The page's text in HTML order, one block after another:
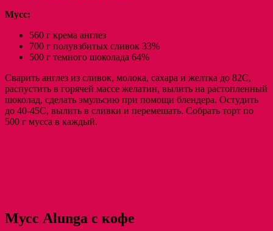
Мусс:
560 г крема англез
700 г полувзбитых сливок 33%
500 г темного шоколада 64%
Сварить англез из сливок, молока, сахара и желтка до 82С,
распустить в горячей массе желатин, вылить на растопленный
шоколад, сделать эмульсию при помощи блендера. Остудить
до 40-45С, вылить в сливки и перемешать. Собрать торт по
500 г мусса в каждый.
Мусс Alunga с кофе